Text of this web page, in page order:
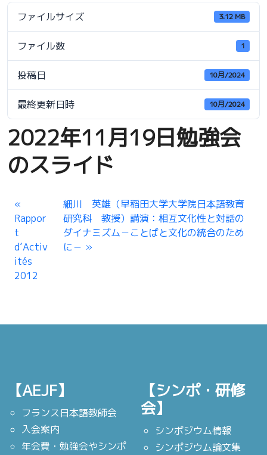
ファイルサイズ 3.12 MB
ファイル数 1
投稿日 10月/2024
最終更新日時 10月/2024
2022年11月19日勉強会
のスライド
Rappor
t
d’Activ
ités
2012
細川 英雄（早稲田大学大学院日本語教育
研究科 教授）講演：相互文化性と対話の
ダイナミズム－ことばと文化の統合のため
に－
【AEJF】
フランス日本語教師会
入会案内
年会費・勉強会やシンポ
【シンポ・研修
会】
シンポジウム情報
シンポジウム論文集